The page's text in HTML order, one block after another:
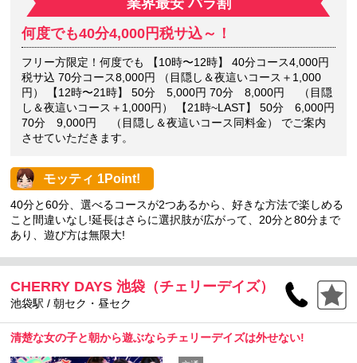
何度でも40分4,000円税サ込～！
フリー方限定！何度でも 【10時〜12時】 40分コース4,000円
税サ込 70分コース8,000円 （目隠し＆夜這いコース＋1,000
円） 【12時〜21時】 50分 5,000円 70分 8,000円 （目隠
し＆夜這いコース＋1,000円） 【21時~LAST】 50分 6,000円
70分 9,000円 （目隠し＆夜這いコース同料金） でご案内
させていただきます。
モッティ 1Point!
40分と60分、選べるコースが2つあるから、好きな方法で楽しめる
こと間違いなし!延長はさらに選択肢が広がって、20分と80分まで
あり、遊び方は無限大!
CHERRY DAYS 池袋（チェリーデイズ）
池袋駅 / 朝セク・昼セク
清楚な女の子と朝から遊ぶならチェリーデイズは外せない!